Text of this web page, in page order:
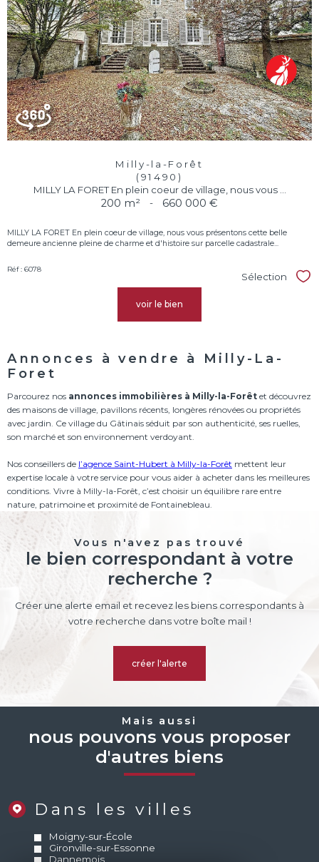
Milly-la-Forêt
(91490)
MILLY LA FORET En plein coeur de village, nous vous ...
200 m² - 660 000 €
MILLY LA FORET En plein coeur de village, nous vous présentons cette belle
demeure ancienne pleine de charme et d'histoire sur parcelle cadastrale...
Réf : 6078
Sélection
voir le bien
Annonces à vendre à Milly-La-
Foret
Parcourez nos annonces immobilières à Milly-la-Forêt et découvrez
des maisons de village, pavillons récents, longères rénovées ou propriétés
avec jardin. Ce village du Gâtinais séduit par son authenticité, ses ruelles,
son marché et son environnement verdoyant.
Nos conseillers de l’agence Saint-Hubert à Milly-la-Forêt mettent leur
expertise locale à votre service pour vous aider à acheter dans les meilleures
conditions. Vivre à Milly-la-Forêt, c’est choisir un équilibre rare entre
nature, patrimoine et proximité de Fontainebleau.
Vous n'avez pas trouvé
le bien correspondant à votre
recherche ?
Créer une alerte email et recevez les biens correspondants à
votre recherche dans votre boîte mail !
créer l'alerte
Mais aussi
nous pouvons vous proposer
d'autres biens
Dans les villes
Moigny-sur-École
Gironville-sur-Essonne
Dannemois